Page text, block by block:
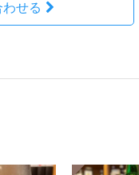
せる